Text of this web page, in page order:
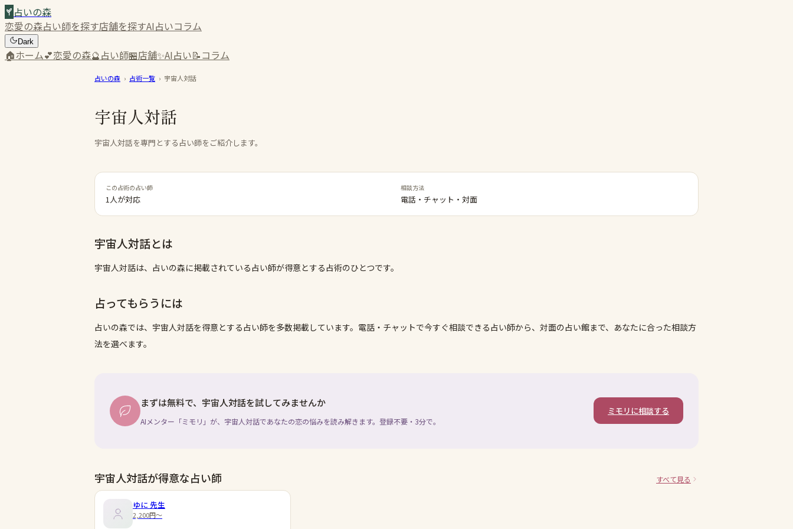
占いの森
恋愛の森占い師を探す店舗を探すAI占いコラム
Dark
🏠ホーム💕恋愛の森🔮占い師🏪店舗✨AI占い📝コラム
占いの森 › 占術一覧 › 宇宙人対話
宇宙人対話
宇宙人対話を専門とする占い師をご紹介します。
この占術の占い師
1人が対応
相談方法
電話・チャット・対面
宇宙人対話とは
宇宙人対話は、占いの森に掲載されている占い師が得意とする占術のひとつです。
占ってもらうには
占いの森では、 宇宙人対話を得意とする占い師を多数掲載しています。電話・チャットで今すぐ相談できる占い師から、対面の占い館まで、あなたに合った相談方
法を選べます。
まずは無料で、宇宙人対話を試してみませんか
AIメンター「ミモリ」が、宇宙人対話であなたの恋の悩みを読み解きます。登録不要・3分で。
ミモリに相談する
宇宙人対話が得意な占い師 すべて見る
ゆに 先生
2,200円〜